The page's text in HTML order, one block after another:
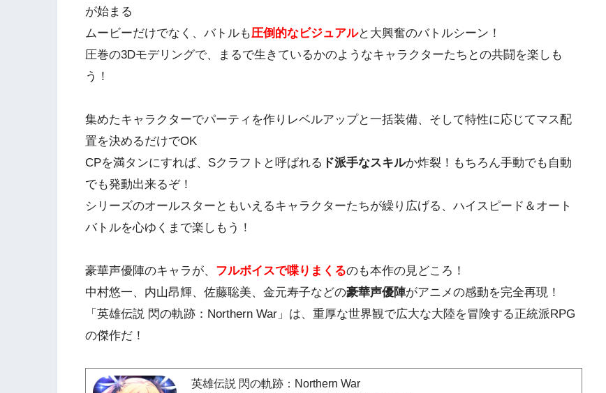
が始まる
ムービーだけでなく、バトルも圧倒的なビジュアルと大興奮のバトルシーン！
圧巻の3Dモデリングで、まるで生きているかのようなキャラクターたちとの共闘を楽しも
う！
集めたキャラクターでパーティを作りレベルアップと一括装備、そして特性に応じてマス配
置を決めるだけでOK
CPを満タンにすれば、Sクラフトと呼ばれる ド派手なスキルか炸裂！もちろん手動でも自動
でも発動出来るぞ！
シリーズのオールスターともいえるキャラクターたちが繰り広げる、ハイスピード＆オート
バトルを心ゆくまで楽しもう！
豪華声優陣のキャラが、 フルボイスで喋りまくるのも本作の見どころ！
中村悠一、内山昂輝、佐藤聡美、金元寿子などの豪華声優陣がアニメの感動を完全再現！
「英雄伝説 閃の軌跡：Northern War」は、重厚な世界観で広大な大陸を冒険する正統派RPG
の傑作だ！
英雄伝説 閃の軌跡：Northern War